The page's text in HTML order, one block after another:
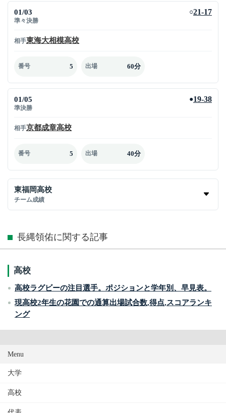
01/03
準々決勝
○21-17
相手東海大相模高校
番号 5 出場 60分
01/05
準決勝
●19-38
相手京都成章高校
番号 5 出場 40分
東福岡高校
チーム成績
長縄領佑に関する記事
高校
高校ラグビーの注目選手。ポジションと学年別、早見表。
現高校2年生の花園での通算出場試合数,得点,スコアランキ
ング
Menu
大学
高校